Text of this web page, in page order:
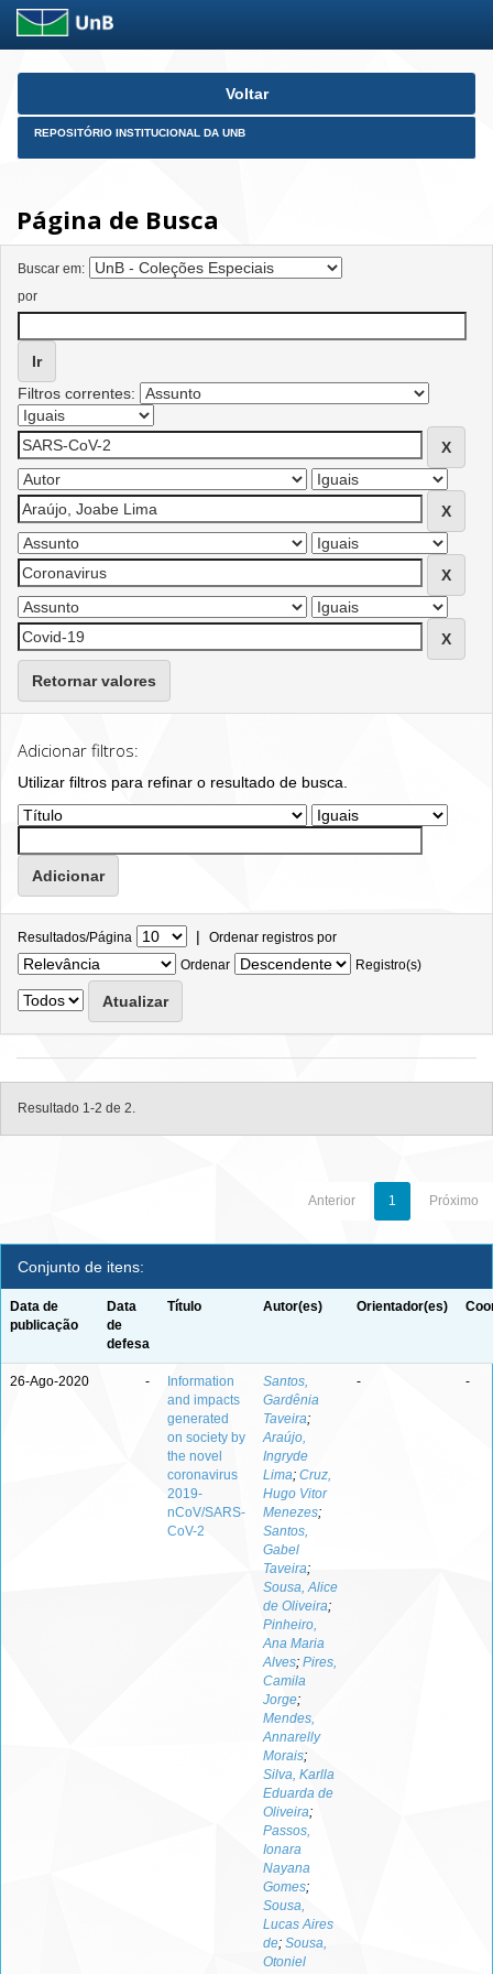
Skip
Voltar
REPOSITÓRIO INSTITUCIONAL DA UNB
Página de Busca
Buscar em:
por
Filtros correntes:
Retornar valores
Adicionar filtros:
Utilizar filtros para refinar o resultado de busca.
Resultados/Página | Ordenar registros por
Ordenar
Registro(s)
Resultado 1-2 de 2.
Anterior 1 Próximo
Conjunto de itens:
Data de
publicação
Data
de
defesa
Título Autor(es) Orientador(es)
26-Ago-2020 -
Information
and impacts
generated
on society by
the novel
coronavirus
2019-
nCoV/SARS-
CoV-2
Santos,
Gardênia
Taveira;
Araújo,
Ingryde
Lima; Cruz,
Hugo Vitor
Menezes;
Santos,
Gabel
Taveira;
Sousa, Alice
de Oliveira;
Pinheiro,
Ana Maria
Alves; Pires,
Camila
Jorge;
Mendes,
Annarelly
Morais;
Silva, Karlla
Eduarda de
Oliveira;
Passos,
Ionara
Nayana
Gomes;
Sousa,
Lucas Aires
de; Sousa,
Otoniel
- -